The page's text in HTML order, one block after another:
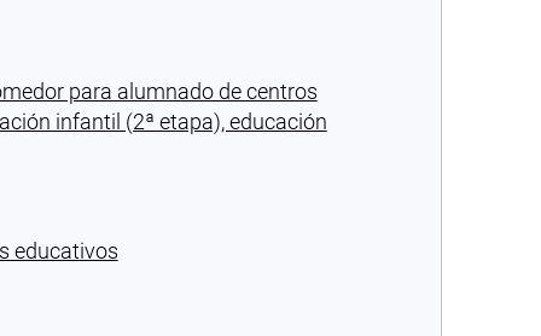
para alumnado de centros
infantil (2ª etapa), educación
educativos